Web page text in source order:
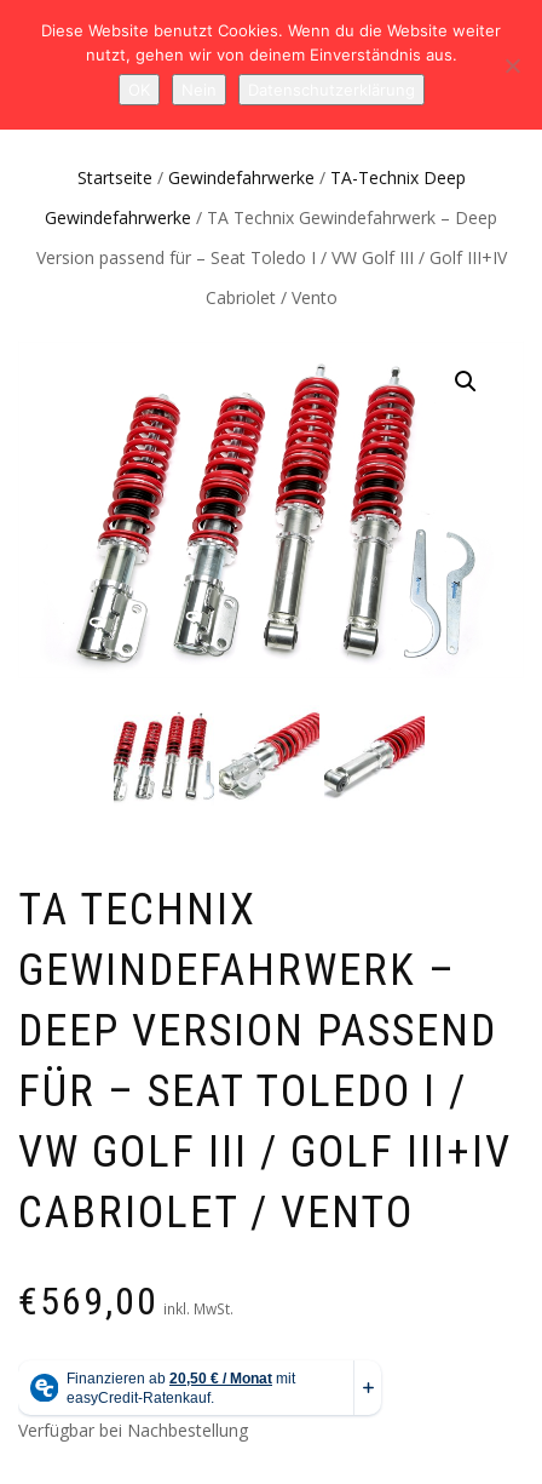
NAVIGATION
0
Startseite / Gewindefahrwerke / TA-Technix Deep
Gewindefahrwerke / TA Technix Gewindefahrwerk – Deep
Version passend für – Seat Toledo I / VW Golf III / Golf III+IV
Cabriolet / Vento
TA TECHNIX
GEWINDEFAHRWERK –
DEEP VERSION PASSEND
FÜR – SEAT TOLEDO I /
VW GOLF III / GOLF III+IV
CABRIOLET / VENTO
€569,00 inkl. MwSt.
Verfügbar bei Nachbestellung
Diese Website benutzt Cookies. Wenn du die Website weiter
nutzt, gehen wir von deinem Einverständnis aus.